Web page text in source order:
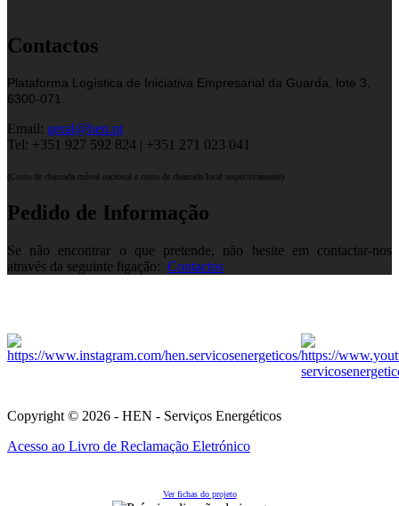
Contactos
Plataforma Logística de Iniciativa Empresarial da Guarda, lote 3,
6300-071
Email: geral@hen.pt
Tel: +351 927 592 824 | +351 271 023 041
(Custo de chamada móvel nacional e custo de chamada local respectivamente)
Pedido de Informação
Se não encontrar o que pretende, não hesite em contactar-nos
através da seguinte ligação: Contactos
Copyright © 2026 - HEN - Serviços Energéticos
Acesso ao Livro de Reclamação Eletrónico
Ver fichas do projeto